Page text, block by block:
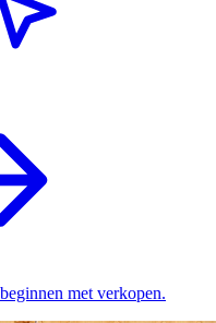
met verkopen.